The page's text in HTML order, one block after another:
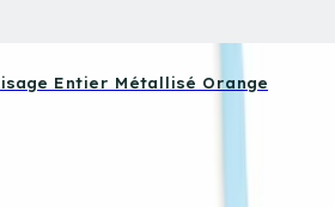
Entier Métallisé Orange